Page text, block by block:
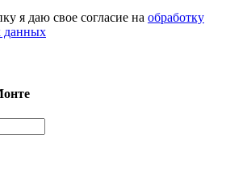
я даю свое согласие на обработку
данных